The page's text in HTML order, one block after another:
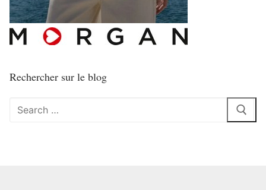
Rechercher sur le blog
Rechercher